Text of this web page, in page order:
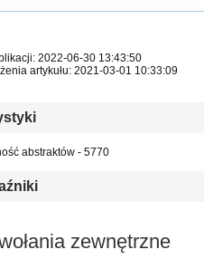
2022-06-30 13:43:50
artykułu: 2021-03-01 10:33:09
abstraktów - 5770
zewnętrzne